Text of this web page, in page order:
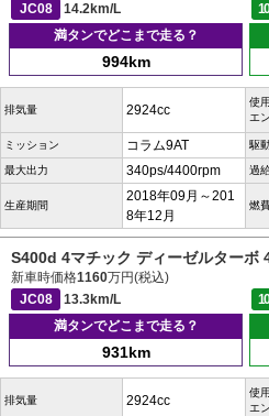
JC08
14.2km/L
満タンでどこまで走る？
994km
排気量 2924cc
使
エ
ミッション コラム9AT 駆
最大出力 340ps/4400rpm 過
生産期間
2018年09月～201
8年12月
燃
S400d 4マチック ディーゼルターボ
新車時価格1160万円(税込)
JC08
13.3km/L
満タンでどこまで走る？
931km
排気量 2924cc
使
エ